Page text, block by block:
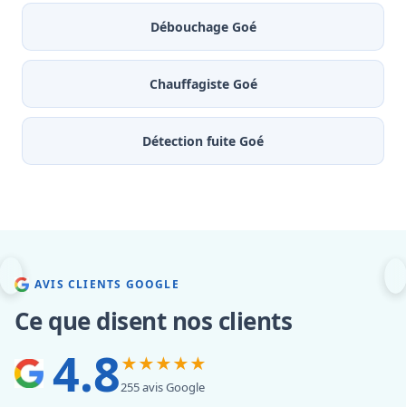
Débouchage Goé
Chauffagiste Goé
Détection fuite Goé
AVIS CLIENTS GOOGLE
Ce que disent nos clients
4.8★★★★★
255 avis Google